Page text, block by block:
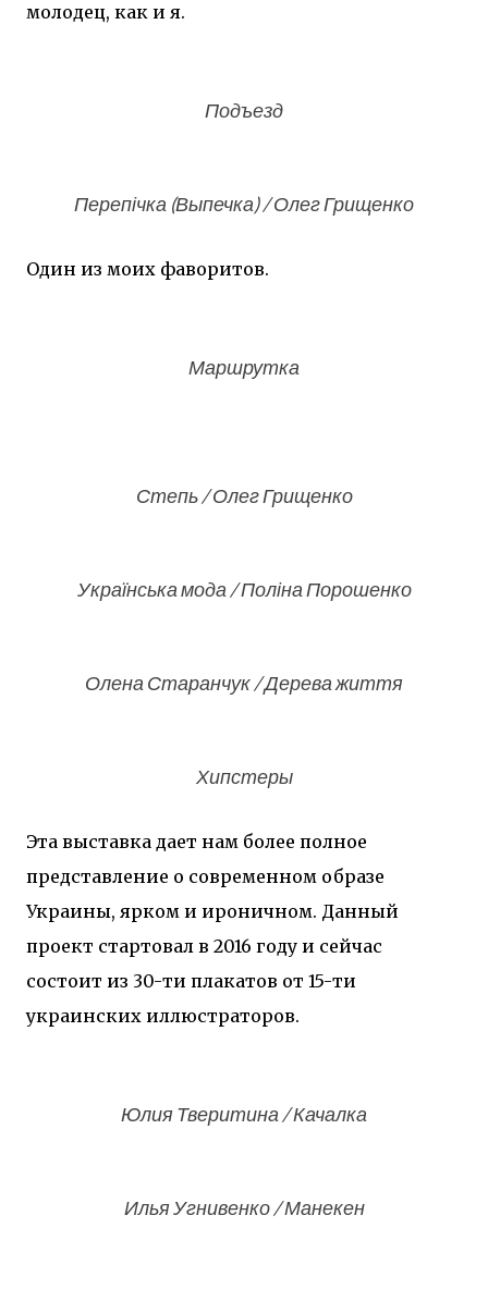
молодец, как и я.
Подъезд
Перепічка (Выпечка) / Олег Грищенко
Один из моих фаворитов.
Маршрутка
Степь / Олег Грищенко
Українська мода / Поліна Порошенко
Олена Старанчук / Дерева життя
Хипстеры
Эта выставка дает нам более полное
представление о современном образе
Украины, ярком и ироничном. Данный
проект стартовал в 2016 году и сейчас
состоит из 30-ти плакатов от 15-ти
украинских иллюстраторов.
Юлия Тверитина / Качалка
Илья Угнивенко / Манекен